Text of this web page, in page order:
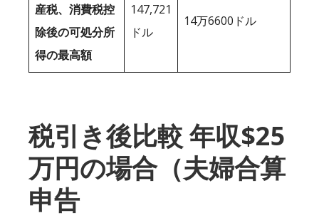
産税、消費税控
除後の可処分所
得の最高額
147,721
ドル
14万6600ドル
税引き後比較 年収$25
万円の場合（夫婦合算
申告